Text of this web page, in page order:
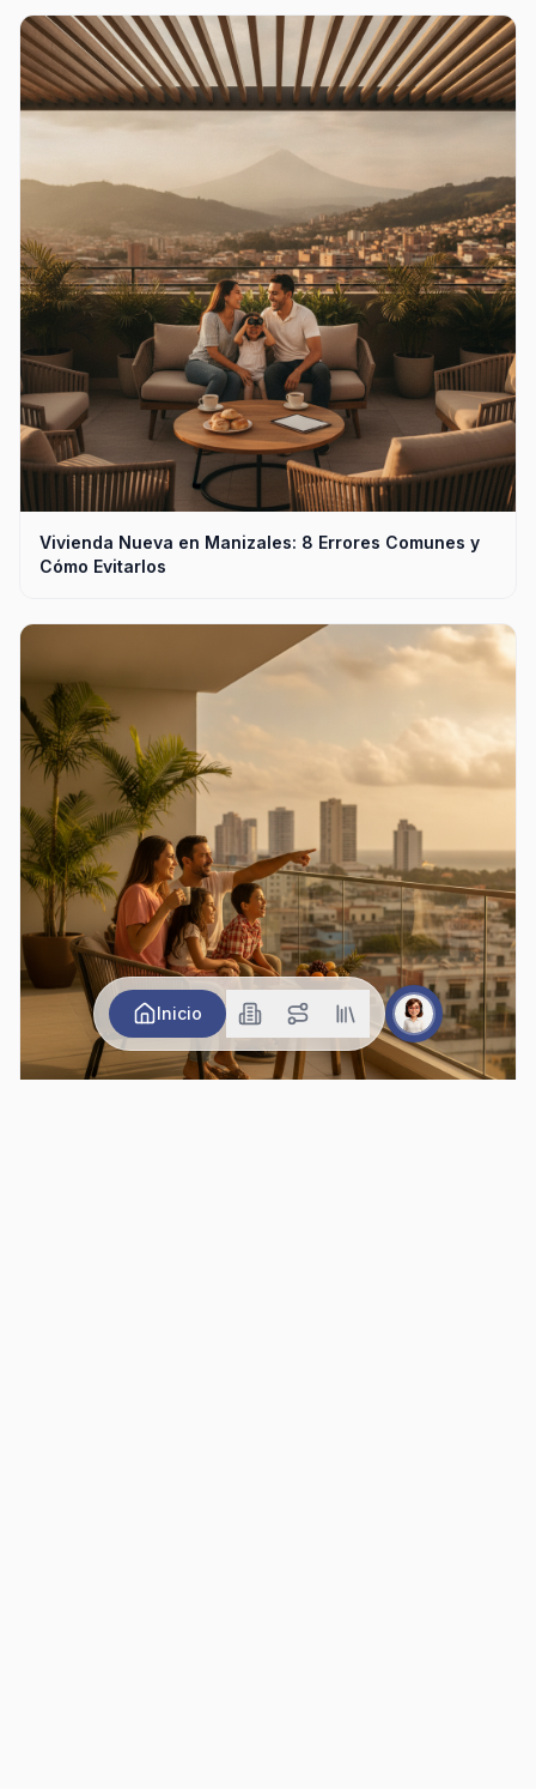
Vivienda Nueva en Manizales: 8 Errores Comunes y
Cómo Evitarlos
Inicio